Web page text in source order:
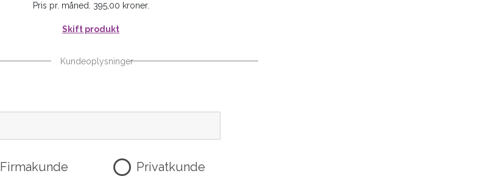
Pris pr. måned. 395,00 kroner.
Skift produkt
Kundeoplysninger
Firmakunde Privatkunde